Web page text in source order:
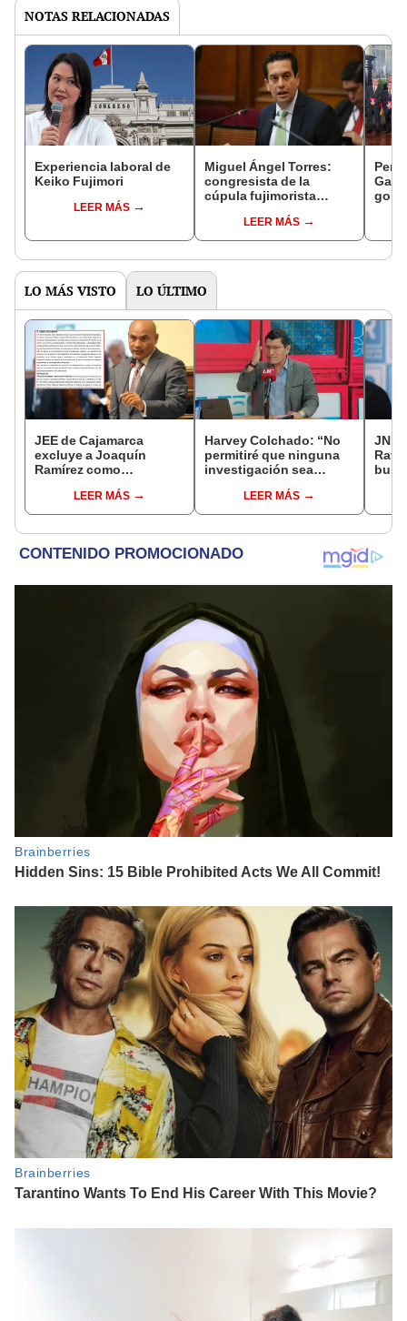
NOTAS RELACIONADAS
Experiencia laboral de
Keiko Fujimori
LEER MÁS
Miguel Ángel Torres:
congresista de la
cúpula fujimorista
del SenadoLEER MÁS
LO MÁS VISTO LO ÚLTIMO
JEE de Cajamarca
excluye a Joaquín
Ramírez como
regional por ocultar
sentencia
LEER MÁS
Harvey Colchado: “No
permitiré que ninguna
investigación sea
política”LEER MÁS
JNE